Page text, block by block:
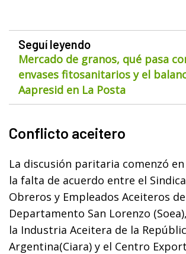
Seguí leyendo
Mercado de granos, qué pasa
envases fitosanitarios y el
Aapresid en La Posta
Conflicto aceitero
La discusión paritaria comenzó
la falta de acuerdo entre el
Obreros y Empleados Aceiteros
Departamento San Lorenzo
la Industria Aceitera de la
Argentina(Ciara) y el Centro